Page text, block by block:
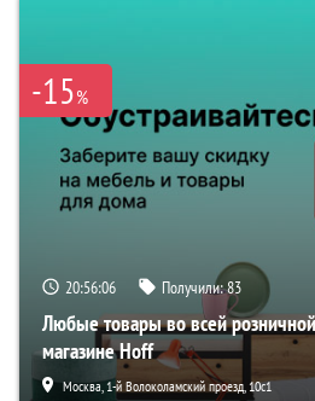
-15%
20:56:05 Получили:83
Любые товары во всей
магазине Hoff
Москва, 1-й Волоколамский проезд, 10с1